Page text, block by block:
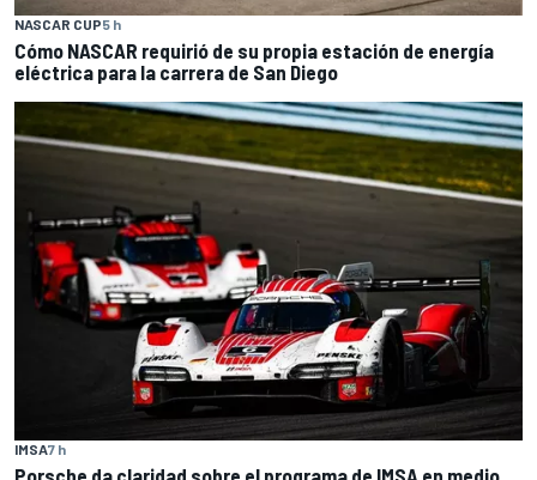
NASCAR CUP5 h
Cómo NASCAR requirió de su propia estación de energía
eléctrica para la carrera de San Diego
IMSA7 h
Porsche da claridad sobre el programa de IMSA en medio